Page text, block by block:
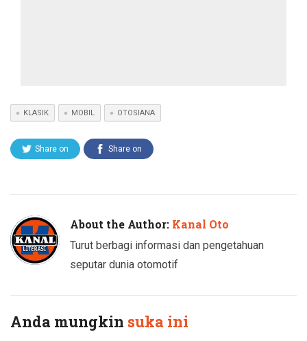
KLASIK MOBIL OTOSIANA
Share on Share on
About the Author: Kanal Oto
Turut berbagi informasi dan pengetahuan
seputar dunia otomotif
Anda mungkin suka ini